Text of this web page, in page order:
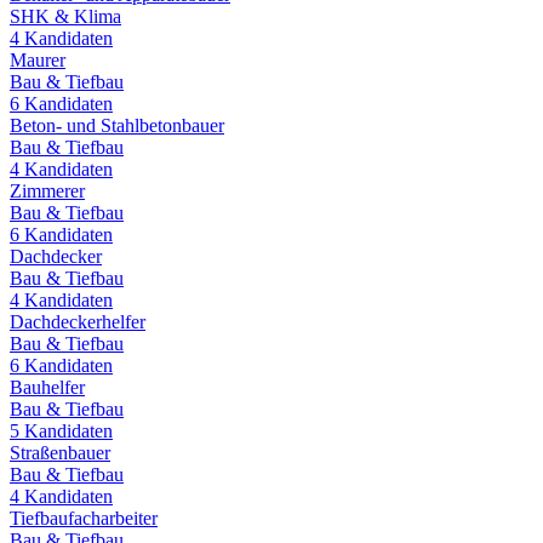
SHK & Klima
4 Kandidaten
Maurer
Bau & Tiefbau
6 Kandidaten
Beton- und Stahlbetonbauer
Bau & Tiefbau
4 Kandidaten
Zimmerer
Bau & Tiefbau
6 Kandidaten
Dachdecker
Bau & Tiefbau
4 Kandidaten
Dachdeckerhelfer
Bau & Tiefbau
6 Kandidaten
Bauhelfer
Bau & Tiefbau
5 Kandidaten
Straßenbauer
Bau & Tiefbau
4 Kandidaten
Tiefbaufacharbeiter